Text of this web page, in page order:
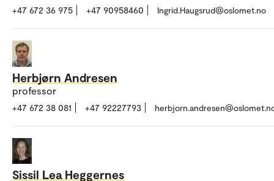
+47 672 36 975 +47 90958460 Ingrid.Haugsrud@oslomet.no
Herbjørn Andresen
professor
+47 672 38 081 +47 92227793
Sissil Lea Heggernes